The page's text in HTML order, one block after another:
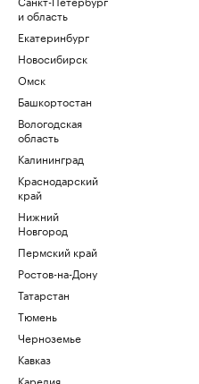
и область
Екатеринбург
Новосибирск
Омск
Башкортостан
Вологодская
область
Калининград
Краснодарский
край
Нижний
Новгород
Пермский край
Ростов-на-Дону
Татарстан
Тюмень
Черноземье
Кавказ
Карелия